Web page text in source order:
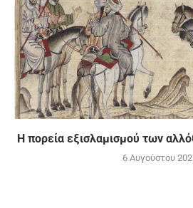
Η πορεία εξισλαμισμού των
6 Αυγούστου